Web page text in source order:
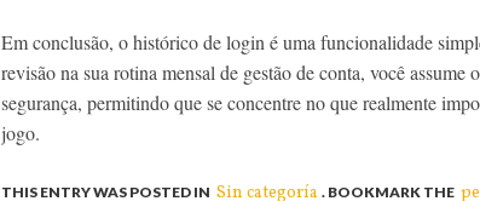
Em conclusão, o histórico de login é uma funcionalidade
revisão na sua rotina mensal de gestão de conta, você assume
segurança, permitindo que se concentre no que realmente
jogo.
THIS ENTRY WAS POSTED IN Sin categoría . BOOKMARK THE